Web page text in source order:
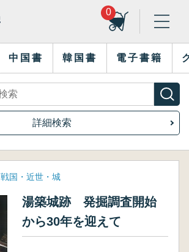
0
中国書 韓国書 電子書籍
詳細検索
戦国・近世・城
湯築城跡 発掘調査開始
から30年を迎えて